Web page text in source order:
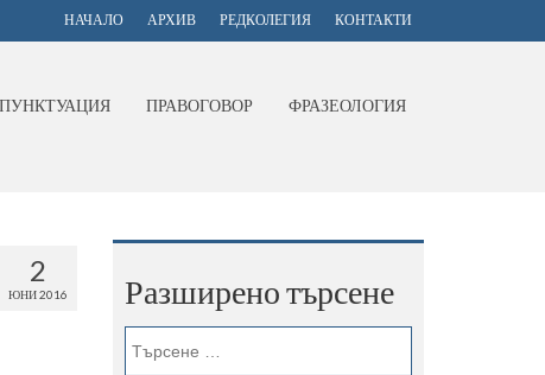
НАЧАЛО АРХИВ РЕДКОЛЕГИЯ КОНТАКТИ
ПУНКТУАЦИЯ ПРАВОГОВОР ФРАЗЕОЛОГИЯ
2
ЮНИ 2016 Разширено търсене